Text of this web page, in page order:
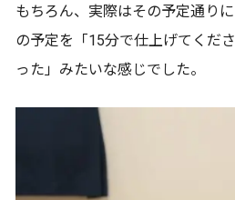
もちろん、実際はその予定通り
の予定を「15分で仕上げてくだ
った」みたいな感じでした。